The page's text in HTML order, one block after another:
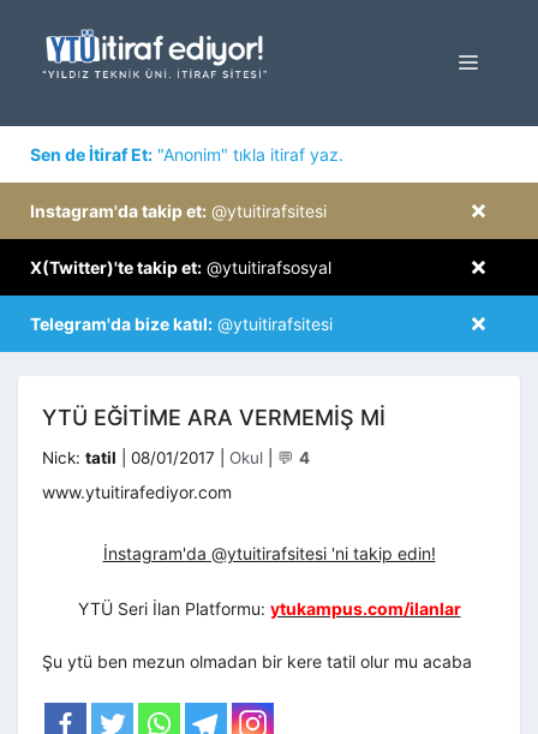
MENÜ
Sen de İtiraf Et: "Anonim" tıkla itiraf yaz.
×
Instagram'da takip et: @ytuitirafsitesi
×
X(Twitter)'te takip et: @ytuitirafsosyal
×
Telegram'da bize katıl: @ytuitirafsitesi
YTÜ EĞITIME ARA VERMEMIŞ MI
Nick: tatil 08/01/2017 Kategoriler
Okul 💬 4
www.ytuitirafediyor.com
İnstagram'da @ytuitirafsitesi 'ni takip edin!
YTÜ Seri İlan Platformu: ytukampus.com/ilanlar
Şu ytü ben mezun olmadan bir kere tatil olur mu acaba